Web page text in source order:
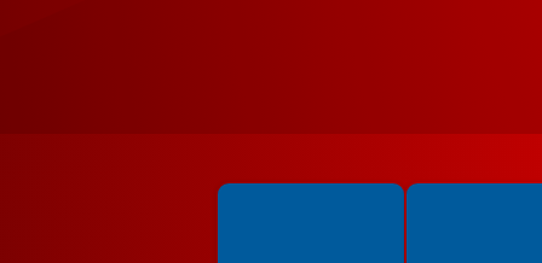
Spełniamy standardy WCAG 2.2 Spełniamy standardy